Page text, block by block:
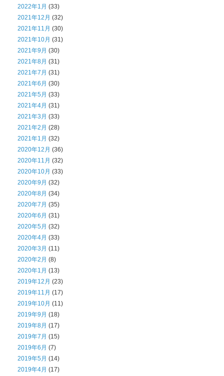
2022年1月 (33)
2021年12月 (32)
2021年11月 (30)
2021年10月 (31)
2021年9月 (30)
2021年8月 (31)
2021年7月 (31)
2021年6月 (30)
2021年5月 (33)
2021年4月 (31)
2021年3月 (33)
2021年2月 (28)
2021年1月 (32)
2020年12月 (36)
2020年11月 (32)
2020年10月 (33)
2020年9月 (32)
2020年8月 (34)
2020年7月 (35)
2020年6月 (31)
2020年5月 (32)
2020年4月 (33)
2020年3月 (11)
2020年2月 (8)
2020年1月 (13)
2019年12月 (23)
2019年11月 (17)
2019年10月 (11)
2019年9月 (18)
2019年8月 (17)
2019年7月 (15)
2019年6月 (7)
2019年5月 (14)
2019年4月 (17)